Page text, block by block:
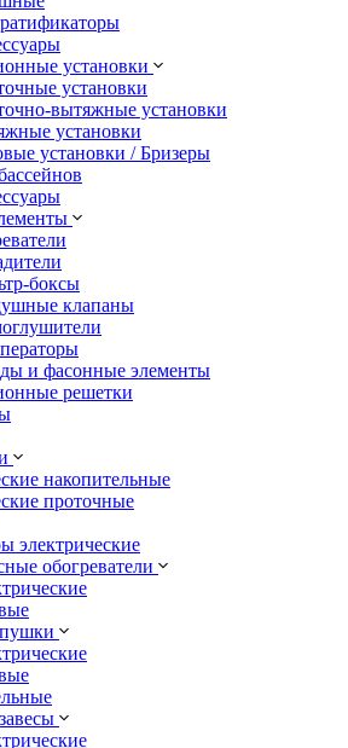
установки
установки
вытяжные установки
установки
установки / Бризеры
боксы
клапаны
и фасонные элементы
решетки
накопительные
проточные
электрические
обогреватели